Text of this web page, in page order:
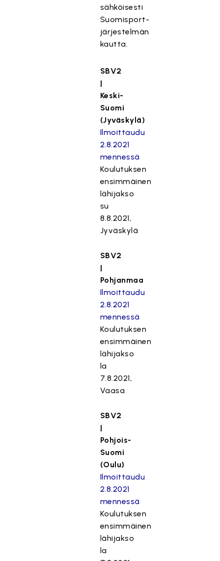
sähköisesti
Suomisport-
järjestelmän
kautta.
SBV2
|
Keski-
Suomi
(Jyväskylä)
Ilmoittaudu
2.8.2021
mennessä
Koulutuksen
ensimmäinen
lähijakso
su
8.8.2021,
Jyväskylä
SBV2
|
Pohjanmaa
Ilmoittaudu
2.8.2021
mennessä
Koulutuksen
ensimmäinen
lähijakso
la
7.8.2021,
Vaasa
SBV2
|
Pohjois-
Suomi
(Oulu)
Ilmoittaudu
2.8.2021
mennessä
Koulutuksen
ensimmäinen
lähijakso
la